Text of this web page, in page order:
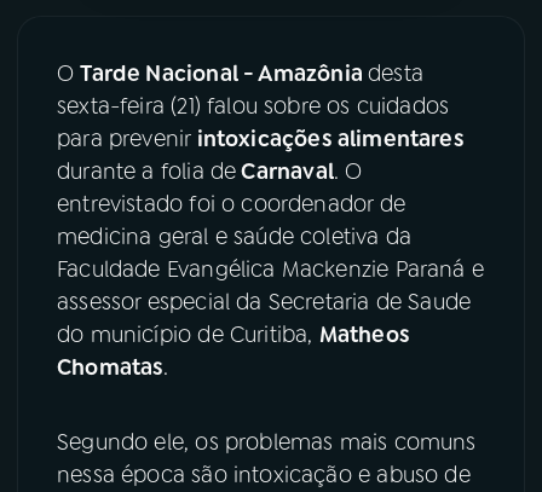
07ÚLTIMAS
08FESTIVAL DE MÚSICA
ACOMPANHE A RÁDIO NACIONAL
YouTube Facebook
Instagram X
OTarde Nacional - Amazôniadesta
sexta-feira (21) falou sobre os cuidados
para prevenir intoxicações alimentares
durante a folia deCarnaval. O
entrevistado foi o coordenador de
medicina geral e saúde coletiva da
Faculdade Evangélica Mackenzie Paraná e
assessor especial da Secretaria de Saude
do município de Curitiba, Matheos
Chomatas.
Segundo ele, os problemas mais comuns
nessa época são intoxicação e abuso de